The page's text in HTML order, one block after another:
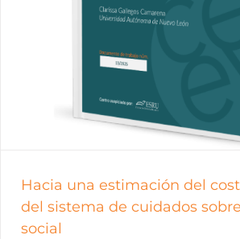
Hacia una estimación del
del sistema de cuidados
social